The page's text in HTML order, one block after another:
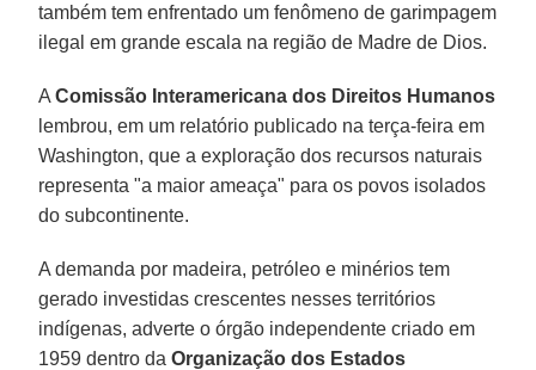
também tem enfrentado um fenômeno de garimpagem
ilegal em grande escala na região de Madre de Dios.
AComissão Interamericana dos Direitos Humanos
lembrou, em um relatório publicado na terça-feira em
Washington, que a exploração dos recursos naturais
representa "a maior ameaça" para os povos isolados
do subcontinente.
A demanda por madeira, petróleo e minérios tem
gerado investidas crescentes nesses territórios
indígenas, adverte o órgão independente criado em
1959 dentro daOrganização dos Estados